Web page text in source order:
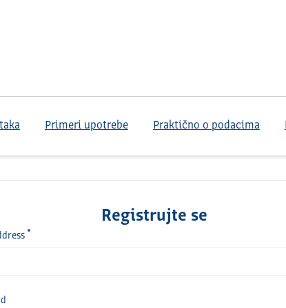
Primeri upotrebe Praktično o podacima
Registrujte se